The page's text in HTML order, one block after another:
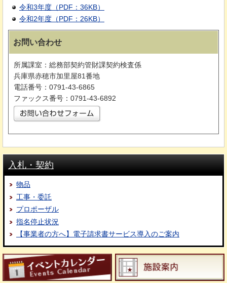
令和3年度（PDF：36KB）
令和2年度（PDF：26KB）
お問い合わせ
所属課室：総務部契約管財課契約検査係
兵庫県赤穂市加里屋81番地
電話番号：0791-43-6865
ファックス番号：0791-43-6892
入札・契約
物品
工事・委託
プロポーザル
指名停止状況
【事業者の方へ】電子請求書サービス導入のご案内